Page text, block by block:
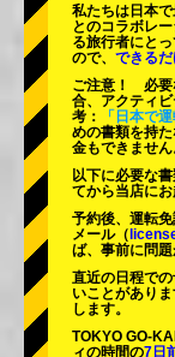
東京 渋谷アネ
東京 浅草
沖縄
私たちは日本で
とのコラボレ
る旅行者にとっ
ので、 できるだ
ご注意！ 必要
合、アクティビ
考：
「日本で
めの書類を持
金もできません
以下に必要な
てから当店にお
予約後、運転
メール（
ば、事前に問題
直近の日程で
いことがあり
します。
TOKYO GO-
ィの時間の7日